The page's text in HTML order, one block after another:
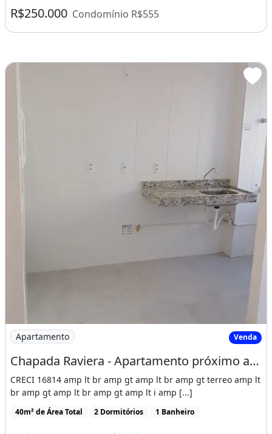
R$250.000 Condomínio R$555
Imagem: Chapada Raviera - Apartamento próximo a
Apartamento Venda
Chapada Raviera - Apartamento próximo a Unic
CRECI 16814 amp lt br amp gt amp lt br amp gt terreo amp lt
br amp gt amp lt br amp gt amp lt i amp [...]
40m² de Área Total 2 Dormitórios 1 Banheiro